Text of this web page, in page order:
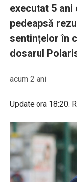
executat 5 ani
pedeapsă
sentințelor în
dosarul
acum 2 ani
Update ora 18:20.